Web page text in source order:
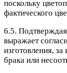
поскольку
фактического
6.5. Подтверждая
выражает
изготовления,
брака или